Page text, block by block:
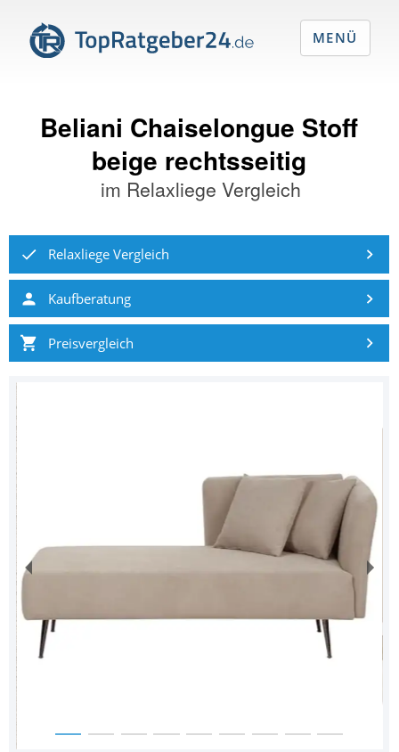
Beliani Chaiselongue Stoff
beige rechtsseitig
im Relaxliege Vergleich
Relaxliege Vergleich
Kaufberatung
Preisvergleich
MENÜ